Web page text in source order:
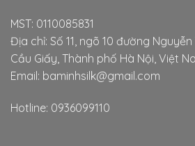
MST: 0110085831
Địa chỉ: Số 11, ngõ 10 đường
Cầu Giấy, Thành phố Hà Nội, Việt
Email: baminhsilk@gmail.com
Hotline: 0936099110